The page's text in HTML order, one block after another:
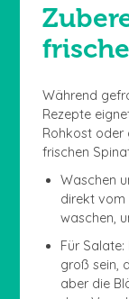
Während
Rezepte
Rohkost oder
frischen
Waschen
direkt vom
waschen,
Für
groß sein,
aber die